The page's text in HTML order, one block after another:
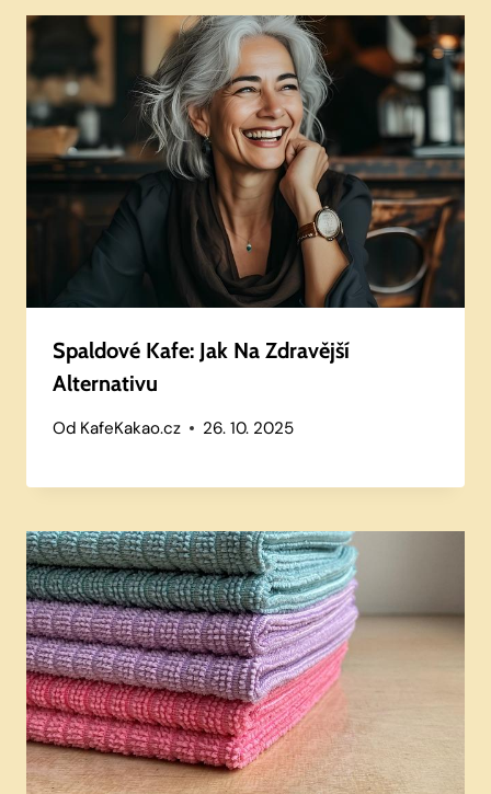
Spaldové Kafe: Jak Na Zdravější
Alternativu
Od KafeKakao.cz 26. 10. 2025